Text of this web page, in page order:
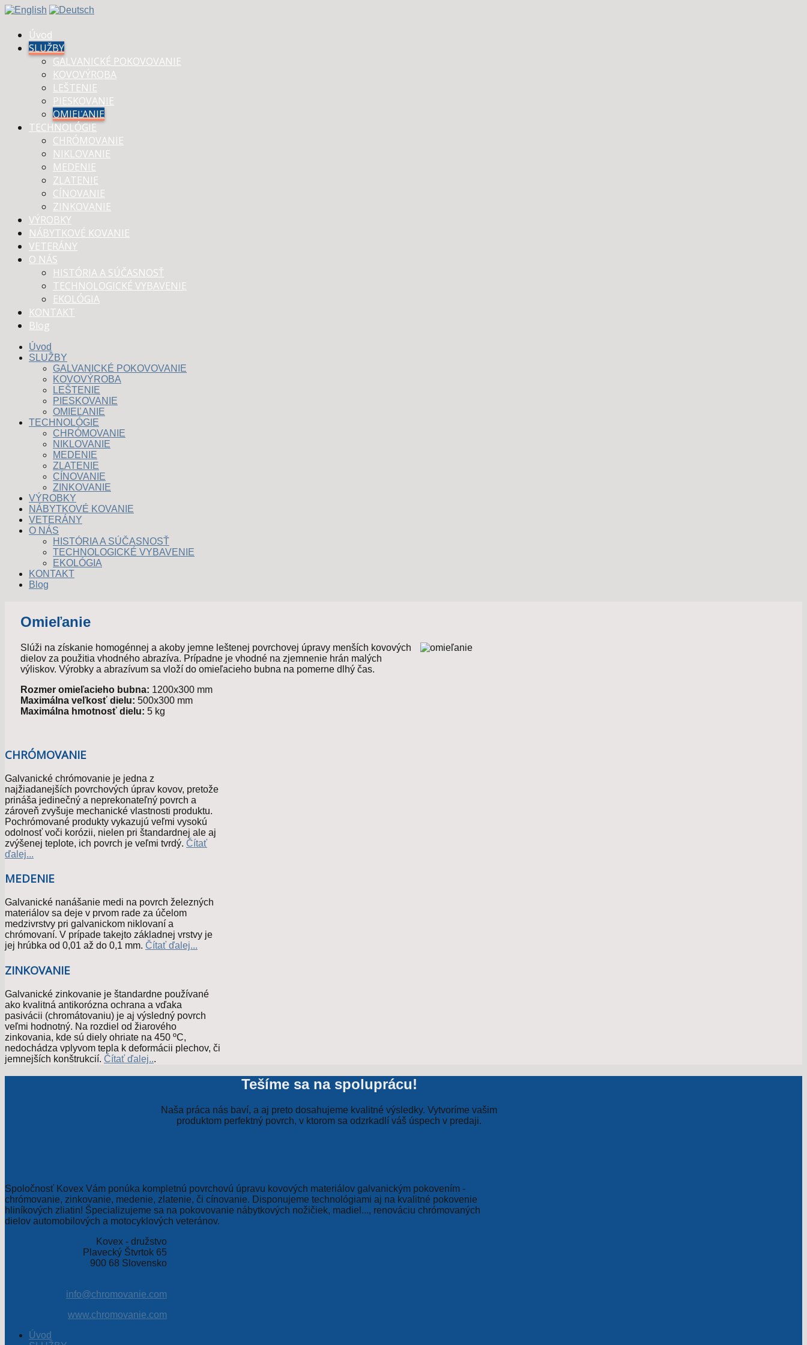
Úvod
SLUŽBY
GALVANICKÉ POKOVOVANIE
KOVOVÝROBA
LEŠTENIE
PIESKOVANIE
OMIEĽANIE
TECHNOLÓGIE
CHRÓMOVANIE
NIKLOVANIE
MEDENIE
ZLATENIE
CÍNOVANIE
ZINKOVANIE
VÝROBKY
NÁBYTKOVÉ KOVANIE
VETERÁNY
O NÁS
HISTÓRIA A SÚČASNOSŤ
TECHNOLOGICKÉ VYBAVENIE
EKOLÓGIA
KONTAKT
Blog
Úvod
SLUŽBY
GALVANICKÉ POKOVOVANIE
KOVOVÝROBA
LEŠTENIE
PIESKOVANIE
OMIEĽANIE
TECHNOLÓGIE
CHRÓMOVANIE
NIKLOVANIE
MEDENIE
ZLATENIE
CÍNOVANIE
ZINKOVANIE
VÝROBKY
NÁBYTKOVÉ KOVANIE
VETERÁNY
O NÁS
HISTÓRIA A SÚČASNOSŤ
TECHNOLOGICKÉ VYBAVENIE
EKOLÓGIA
KONTAKT
Blog
Omieľanie
Slúži na získanie homogénnej a akoby jemne leštenej povrchovej úpravy menších kovových
dielov za použitia vhodného abrazíva. Prípadne je vhodné na zjemnenie hrán malých
výliskov. Výrobky a abrazívum sa vloží do omieľacieho bubna na pomerne dlhý čas.
Rozmer omieľacieho bubna: 1200x300 mm
Maximálna veľkosť dielu: 500x300 mm
Maximálna hmotnosť dielu: 5 kg
CHRÓMOVANIE
Galvanické chrómovanie je jedna z
najžiadanejších povrchových úprav kovov, pretože
prináša jedinečný a neprekonateľný povrch a
zároveň zvyšuje mechanické vlastnosti produktu.
Pochrómované produkty vykazujú veľmi vysokú
odolnosť voči korózii, nielen pri štandardnej ale aj
zvýšenej teplote, ich povrch je veľmi tvrdý. Čítať
ďalej...
MEDENIE
Galvanické nanášanie medi na povrch železných
materiálov sa deje v prvom rade za účelom
medzivrstvy pri galvanickom niklovaní a
chrómovaní. V prípade takejto základnej vrstvy je
jej hrúbka od 0,01 až do 0,1 mm. Čítať ďalej...
ZINKOVANIE
Galvanické zinkovanie je štandardne používané
ako kvalitná antikorózna ochrana a vďaka
pasivácii (chromátovaniu) je aj výsledný povrch
veľmi hodnotný. Na rozdiel od žiarového
zinkovania, kde sú diely ohriate na 450 ºC,
nedochádza vplyvom tepla k deformácii plechov, či
jemnejších konštrukcií. Čítať ďalej...
Tešíme sa na spoluprácu!
Naša práca nás baví, a aj preto dosahujeme kvalitné výsledky. Vytvoríme vašim
produktom perfektný povrch, v ktorom sa odzrkadlí váš úspech v predaji.
Spoločnosť Kovex Vám ponúka kompletnú povrchovú úpravu kovových materiálov galvanickým pokovením -
chrómovanie, zinkovanie, medenie, zlatenie, či cínovanie. Disponujeme technológiami aj na kvalitné pokovenie
hliníkových zliatin! Špecializujeme sa na pokovovanie nábytkových nožičiek, madiel..., renováciu chrómovaných
dielov automobilových a motocyklových veteránov.
Kovex - družstvo
Plavecký Štvrtok 65
900 68 Slovensko
info@chromovanie.com
www.chromovanie.com
Úvod